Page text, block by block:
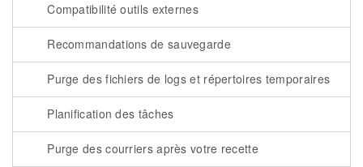
Compatibilité outils externes
Recommandations de sauvegarde
Purge des fichiers de logs et répertoires temporaires
Planification des tâches
Purge des courriers après votre recette